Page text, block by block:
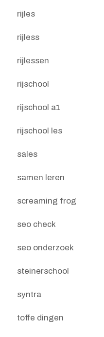
rijles
rijless
rijlessen
rijschool
rijschool a1
rijschool les
sales
samen leren
screaming frog
seo check
seo onderzoek
steinerschool
syntra
toffe dingen